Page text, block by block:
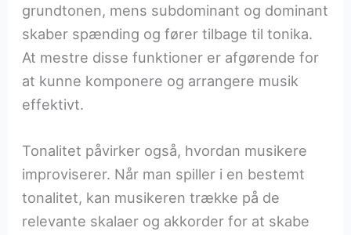
grundtonen, mens subdominant og dominant
skaber spænding og fører tilbage til tonika.
At mestre disse funktioner er afgørende for
at kunne komponere og arrangere musik
effektivt.
Tonalitet påvirker også, hvordan musikere
improviserer. Når man spiller i en bestemt
tonalitet, kan musikeren trække på de
relevante skalaer og akkorder for at skabe